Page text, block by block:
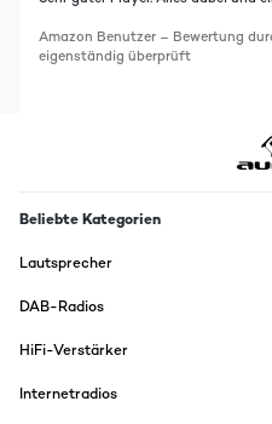
Amazon Benutzer – Bewertung
eigenständig überprüft
Beliebte Kategorien
Lautsprecher
DAB-Radios
HiFi-Verstärker
Internetradios